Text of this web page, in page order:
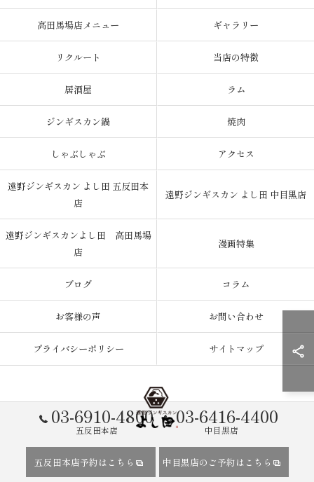
03-6910-4800
五反田本店
03-6416-4400
中目黒店
五反田本店予約はこちら 中目黒店のご予約はこちら
高田馬場店メニュー ギャラリー
リクルート 当店の特徴
居酒屋 ラム
ジンギスカン鍋 焼肉
しゃぶしゃぶ アクセス
遠野ジンギスカン よし田 五反田本
店
遠野ジンギスカン よし田 中目黒店
遠野ジンギスカンよし田 高田馬場
店
漫画特集
ブログ コラム
お客様の声 お問い合わせ
プライバシーポリシー サイトマップ
© 2026 東京都五反田のジンギスカンなら遠野ジンギスカン よし田 ALL
RIGHTS RESERVED.